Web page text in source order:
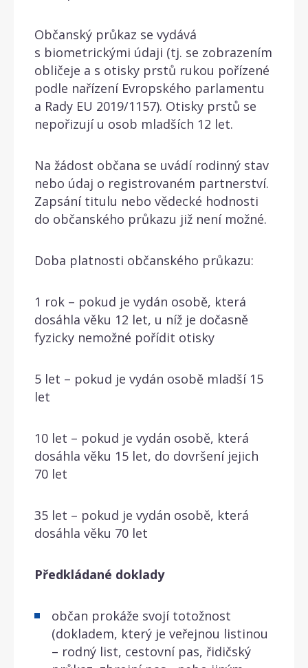
Občanský průkaz se vydává
s biometrickými údaji (tj. se zobrazením
obličeje a s otisky prstů rukou pořízené
podle nařízení Evropského parlamentu
a Rady EU 2019/1157). Otisky prstů se
nepořizují u osob mladších 12 let.
Na žádost občana se uvádí rodinný stav
nebo údaj o registrovaném partnerství.
Zapsání titulu nebo vědecké hodnosti
do občanského průkazu již není možné.
Doba platnosti občanského průkazu:
1 rok – pokud je vydán osobě, která
dosáhla věku 12 let, u níž je dočasně
fyzicky nemožné pořídit otisky
5 let – pokud je vydán osobě mladší 15
let
10 let – pokud je vydán osobě, která
dosáhla věku 15 let, do dovršení jejich
70 let
35 let – pokud je vydán osobě, která
dosáhla věku 70 let
Předkládané doklady
občan prokáže svojí totožnost
(dokladem, který je veřejnou listinou
– rodný list, cestovní pas, řidičský